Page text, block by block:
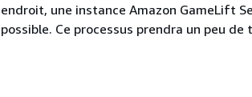
endroit, une instance Amazon GameLift
possible. Ce processus prendra un peu de